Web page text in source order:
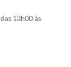
13h00 às